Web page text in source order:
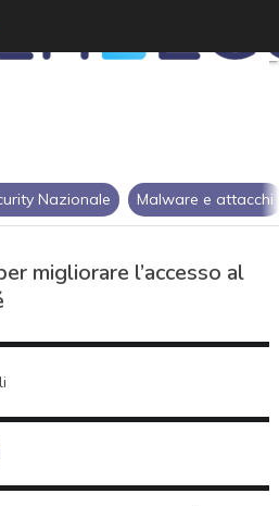
Nazionale Malware e attacchi
migliorare l’accesso al